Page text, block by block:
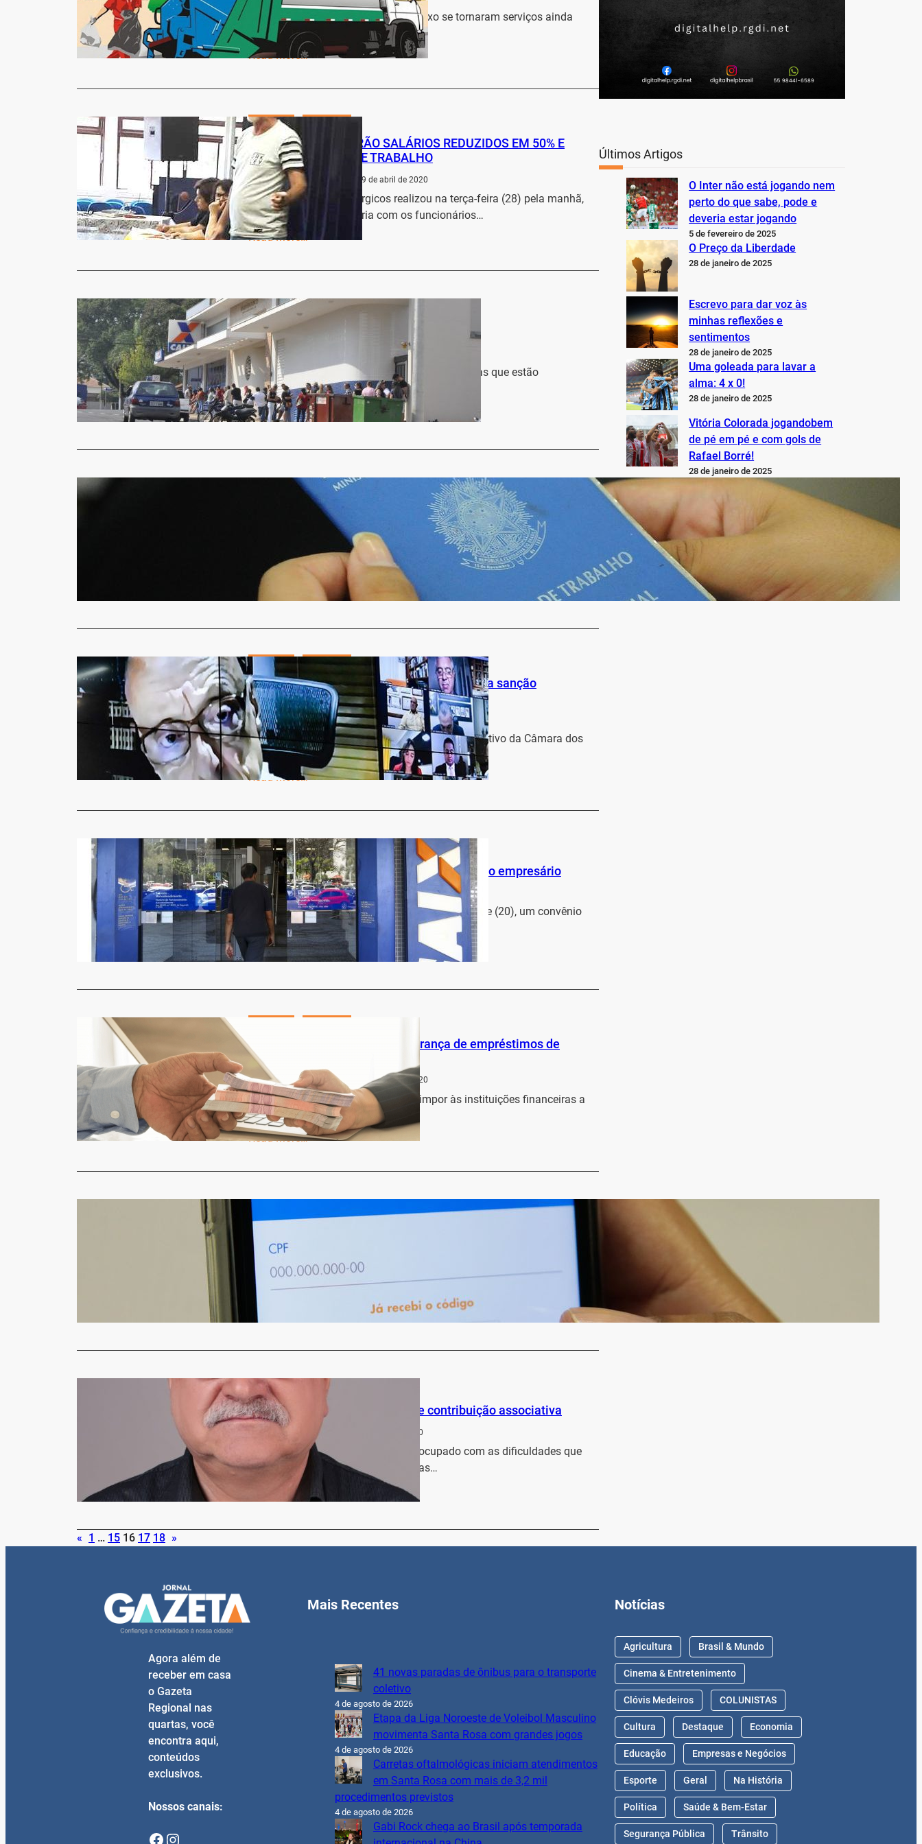
A captação e destinação correta do lixo se tornaram serviços ainda
mais essenciais para manter…
Read More…
Destaque
METALÚRGICOS TERÃO SALÁRIOS REDUZIDOS EM 50% E
MENOR JORNADA DE TRABALHO
Jornal Gazeta Regional 29 de abril de 2020
O Sindicato dos Metalúrgicos realizou na terça-feira (28) pela manhã,
assembleia extraordinária com os funcionários…
Read More…
Destaque Economia
Longas filas nas agências da Caixa
Jornal Gazeta Regional 29 de abril de 2020
Agora pela manhã é grande o número de pessoas que estão
aguardando nas filas para…
Read More…
Redução de jornada e salário é válida, diz Tribunal do Trabalho
Jornal Gazeta Regional 23 de abril de 2020
A presidente do Tribunal Superior do Trabalho (TST), Maria Cristina
Peduzzi, afirmou que a redução…
Read More…
Destaque
Expansão do auxílio emergencial segue para sanção
presidencial
Jornal Gazeta Regional 23 de abril de 2020
O Plenário aprovou na quarta-feira (22) o substitutivo da Câmara dos
Deputados ao projeto do Senado…
Read More…
Destaque Economia
Caixa e Sebrae oferecem crédito ao pequeno empresário
Jornal Gazeta Regional 22 de abril de 2020
A Caixa Econômica Federal (Caixa) anunciou, hoje (20), um convênio
com o Sebrae para oferecer…
Read More…
Bancos terão de suspender cobrança de empréstimos de
aposentados, diz Justiça
Jornal Gazeta Regional 22 de abril de 2020
O Banco Central e a União terão de impor às instituições financeiras a
suspensão da…
Read More…
Confira como pedir a renda básica emergencial de R$ 600
Jornal Gazeta Regional
Paga a trabalhadores informais de baixa renda e a beneficiários do
Bolsa Família, a renda…
Read More…
Destaque Economia
Sindilojas posterga cobrança de contribuição associativa
Jornal Gazeta Regional 2 de abril de 2020
O Sindilojas Fronteira Noroeste, preocupado com as dificuldades que
os empresários vem sofrendo com as…
Read More…
« 1 … 15 16 17 18 »
Últimos Artigos
O Inter não está jogando nem
perto do que sabe, pode e
deveria estar jogando
5 de fevereiro de 2025
O Preço da Liberdade
28 de janeiro de 2025
Escrevo para dar voz às
minhas reflexões e
sentimentos
28 de janeiro de 2025
Uma goleada para lavar a
alma: 4 x 0!
28 de janeiro de 2025
Vitória Colorada jogandobem
de pé em pé e com gols de
Rafael Borré!
28 de janeiro de 2025
Agora além de
receber em casa
o Gazeta
Regional nas
quartas, você
encontra aqui,
conteúdos
exclusivos.
Nossos canais:
Facebook Instagram
Mais Recentes
41 novas paradas de ônibus para o transporte
coletivo
4 de agosto de 2026
Etapa da Liga Noroeste de Voleibol Masculino
movimenta Santa Rosa com grandes jogos
4 de agosto de 2026
Carretas oftalmológicas iniciam atendimentos
em Santa Rosa com mais de 3,2 mil
procedimentos previstos
4 de agosto de 2026
Gabi Rock chega ao Brasil após temporada
Notícias
Agricultura Brasil & Mundo
Cinema & Entretenimento
Clóvis Medeiros COLUNISTAS
Cultura Destaque Economia
Educação Empresas e Negócios
Esporte Geral Na História
Política Saúde & Bem-Estar
Segurança Pública Trânsito